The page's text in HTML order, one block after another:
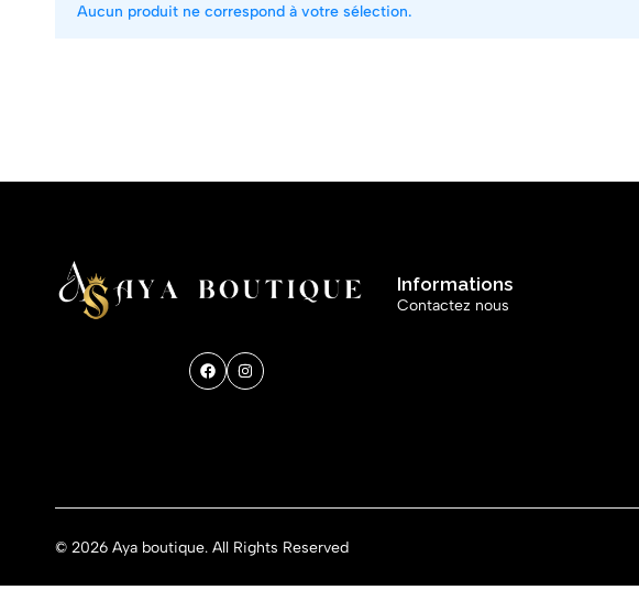
Aucun produit ne correspond à votre sélection.
Informations
Contactez nous
© 2026 Aya boutique. All Rights Reserved